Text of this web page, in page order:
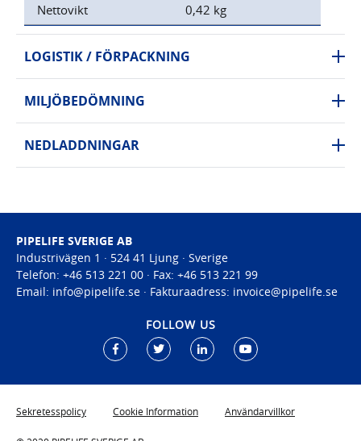
Nettovikt
0,42 kg
LOGISTIK / FÖRPACKNING
MILJÖBEDÖMNING
NEDLADDNINGAR
PIPELIFE SVERIGE AB
Industrivägen 1 · 524 41 Ljung · Sverige
Telefon: +46 513 221 00 · Fax: +46 513 221 99
Email: info@pipelife. se · Fakturaadress: invoice@pipelife.se
FOLLOW US
Sekretesspolicy Cookie Information Användarvillkor